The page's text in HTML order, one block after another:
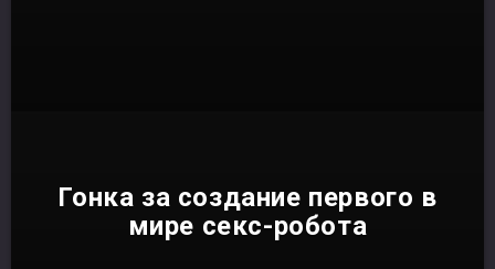
Гонка за создание первого в
мире секс-робота